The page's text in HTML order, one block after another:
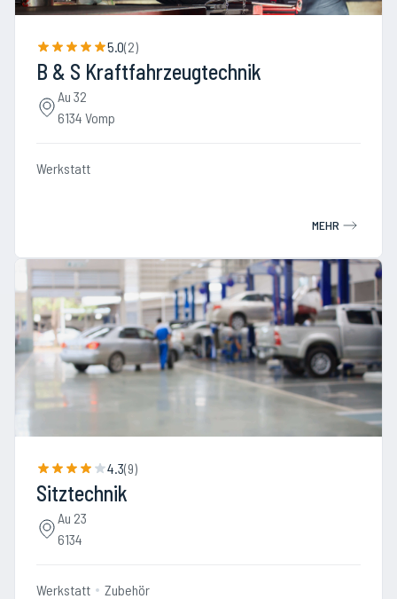
5.0(2)
B & S Kraftfahrzeugtechnik
Au 32
6134 Vomp
Werkstatt
MEHR
4.3(9)
Sitztechnik
Au 23
6134
Werkstatt Zubehör